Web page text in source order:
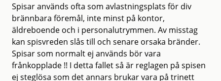
Spisar används ofta som avlastningsplats för div
brännbara föremål, inte minst på kontor,
äldreboende och i personalutrymmen. Av misstag
kan spisvreden slås till och senare orsaka bränder.
Spisar som normalt ej används bör vara
frånkopplade !! I detta fallet så är reglagen på spisen
ej steglösa som det annars brukar vara på trinett